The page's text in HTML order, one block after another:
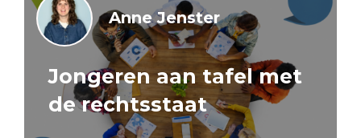
Anne Jenster
Jongeren aan tafel met
de rechtsstaat